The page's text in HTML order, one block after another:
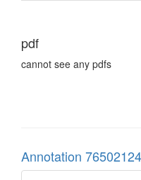
pdf
cannot see any pdfs
Annotation